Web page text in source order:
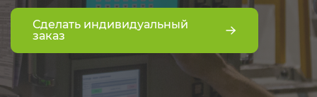
Сделать индивидуальный
заказ